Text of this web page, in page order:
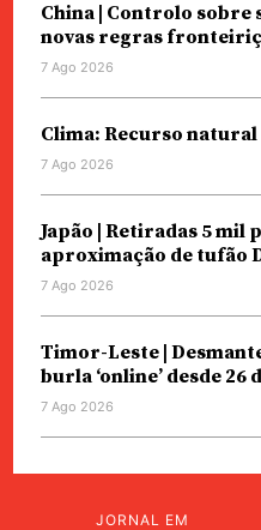
China | Controlo sobre
novas regras
7 Ago 2026
Clima: Recurso
7 Ago 2026
Japão | Retiradas 5 mil
aproximação de tufão
7 Ago 2026
Timor-Leste |
burla ‘online’ desde 26
7 Ago 2026
JORNAL EM